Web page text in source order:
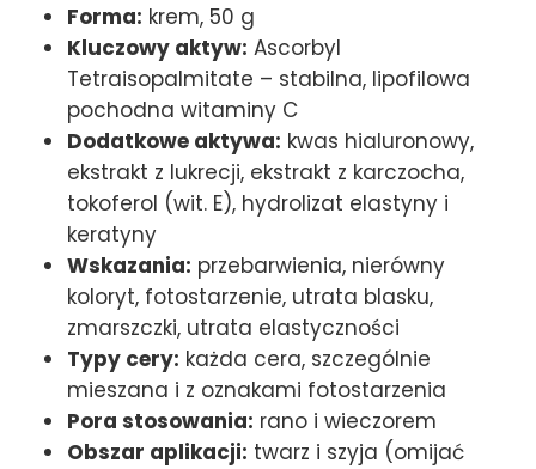
Forma: krem, 50 g
Kluczowy aktyw: Ascorbyl
Tetraisopalmitate – stabilna, lipofilowa
pochodna witaminy C
Dodatkowe aktywa: kwas hialuronowy,
ekstrakt z lukrecji, ekstrakt z karczocha,
tokoferol (wit. E), hydrolizat elastyny i
keratyny
Wskazania: przebarwienia, nierówny
koloryt, fotostarzenie, utrata blasku,
zmarszczki, utrata elastyczności
Typy cery: każda cera, szczególnie
mieszana i z oznakami fotostarzenia
Pora stosowania: rano i wieczorem
Obszar aplikacji: twarz i szyja (omijać